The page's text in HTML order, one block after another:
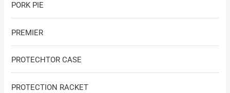
PORK PIE
PREMIER
PROTECHTOR CASE
PROTECTION RACKET